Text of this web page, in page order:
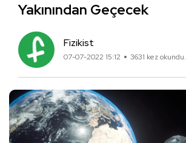
Yakınından Geçecek
Fizikist
07-07-2022 15:12 3631 kez okundu.